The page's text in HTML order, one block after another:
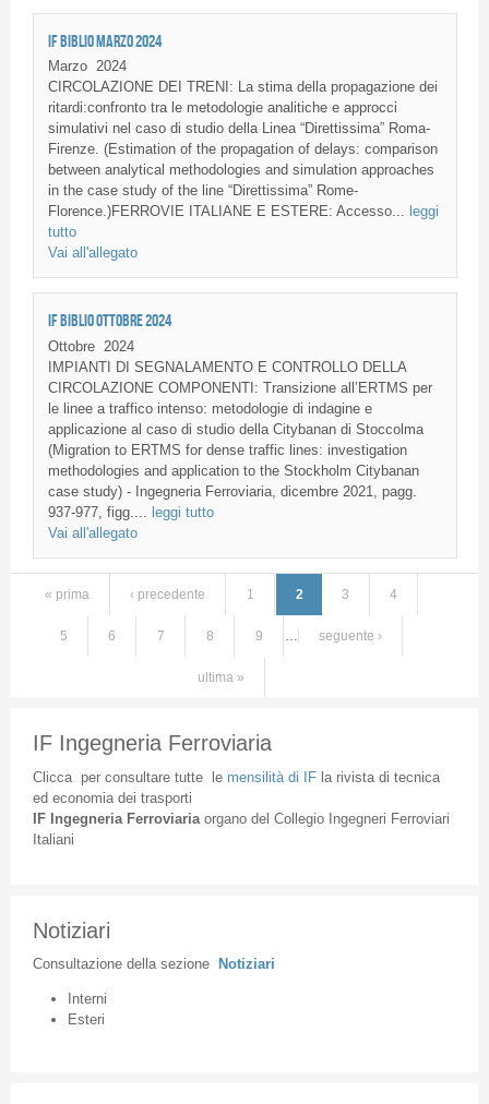
IF BIBLIO MARZO 2024
Marzo 2024
CIRCOLAZIONE DEI TRENI: La stima della propagazione dei
ritardi:confronto tra le metodologie analitiche e approcci
simulativi nel caso di studio della Linea “Direttissima” Roma-
Firenze. (Estimation of the propagation of delays: comparison
between analytical methodologies and simulation approaches
in the case study of the line “Direttissima” Rome-
Florence.)FERROVIE ITALIANE E ESTERE: Accesso... leggi
tutto
Vai all'allegato
IF BIBLIO OTTOBRE 2024
Ottobre
2024
IMPIANTI DI SEGNALAMENTO E CONTROLLO DELLA
CIRCOLAZIONE COMPONENTI: Transizione all’ERTMS per
le linee a traffico intenso: metodologie di indagine e
applicazione al caso di studio della Citybanan di Stoccolma
(Migration to ERTMS for dense traffic lines: investigation
methodologies and application to the Stockholm Citybanan
case study) - Ingegneria Ferroviaria, dicembre 2021, pagg.
937-977, figg....
leggi tutto
Vai all'allegato
Pagine
« prima ‹ precedente 1 2 3 4
5 6 7 8 9 seguente ›
ultima »
IF Ingegneria Ferroviaria
Cliccaper consultare tuttele mensilità di IFla rivista di tecnica
ed economia dei trasporti
IF Ingegneria Ferroviaria organodel Collegio Ingegneri Ferroviari
Italiani
Notiziari
Consultazione della sezione Notiziari
Interni
Esteri